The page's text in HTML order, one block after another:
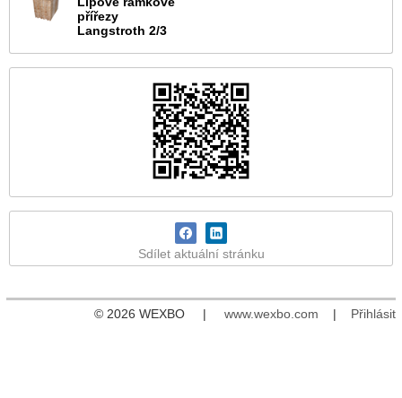
přířezy
Langstroth 2/3
Sdílet aktuální stránku
© 2026 WEXBO | www.wexbo.com | Přihlásit